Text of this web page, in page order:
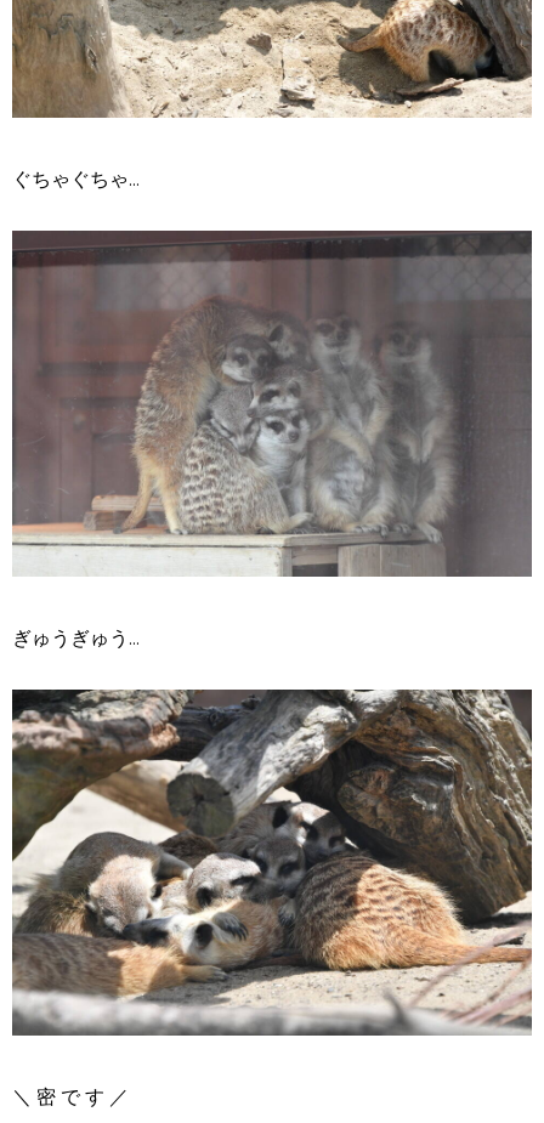
ぐちゃぐちゃ...
ぎゅうぎゅう...
＼ 密 で す ／